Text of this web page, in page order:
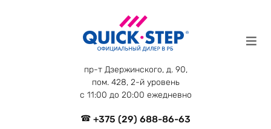
пр-т Дзержинского, д. 90,
пом. 428, 2-й уровень
с 11:00 до 20:00 ежедневно
+375 (29) 688-86-63